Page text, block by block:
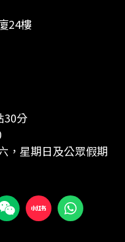
24樓
30分
，星期日及公眾假期